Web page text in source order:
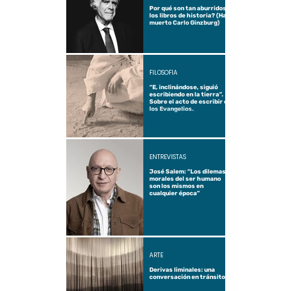
Por qué son tan aburridos
los libros de historia? (Ha
muerto Carlo Ginzburg)
“E, inclinándose, siguió
escribiendo en la tierra”.
Sobre el acto de escribir en
los Evangelios.
FILOSOFÍA
José Salem: “Los dilemas
morales del ser humano
son los mismos en
cualquier época”
ENTREVISTAS
Derivas liminales: una
conversación en tránsito
ARTE